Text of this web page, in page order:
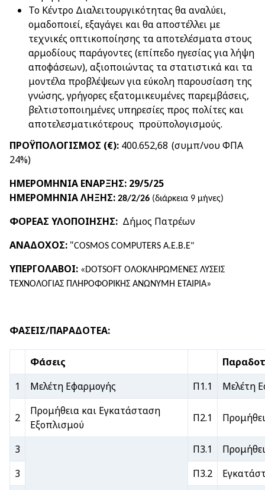
Το Κέντρο Διαλειτουργικότητας θα αναλύει,
ομαδοποιεί, εξαγάγει και θα αποστέλλει με
τεχνικές οπτικοποίησης τα αποτελέσματα στους
αρμοδίους παράγοντες (επίπεδο ηγεσίας για λήψη
αποφάσεων), αξιοποιώντας τα στατιστικά και τα
μοντέλα προβλέψεων για εύκολη παρουσίαση της
γνώσης, γρήγορες εξατομικευμένες παρεμβάσεις,
βελτιστοποιημένες υπηρεσίες προς πολίτες και
αποτελεσματικότερους προϋπολογισμούς.
ΠΡΟΫΠΟΛΟΓΙΣΜΟΣ (€): 400.652,68 (συμπ/νου ΦΠΑ
24%)
ΗΜΕΡΟΜΗΝΙΑ ΕΝΑΡΞΗΣ: 29/5/25
ΗΜΕΡΟΜΗΝΙΑ ΛΗΞΗΣ: 28/2/26 (διάρκεια 9 μήνες)
ΦΟΡΕΑΣ ΥΛΟΠΟΙΗΣΗΣ: Δήμος Πατρέων
ΑΝΑΔΟΧΟΣ: "COSMOS COMPUTERS Α.Ε.Β.Ε"
ΥΠΕΡΓΟΛΑΒΟΙ: «DOTSOFT ΟΛΟΚΛΗΡΩΜΕΝΕΣ ΛΥΣΕΙΣ
ΤΕΧΝΟΛΟΓΙΑΣ ΠΛΗΡΟΦΟΡΙΚΗΣ ΑΝΩΝΥΜΗ ΕΤΑΙΡΙΑ»
ΦΑΣΕΙΣ/ΠΑΡΑΔΟΤΕΑ:
Φάσεις
1
Μελέτη Εφαρμογής Π1.1 Μελέτη
2
Προμήθεια και Εγκατάσταση
Εξοπλισμού
Π2.1
3 Π3.1
3
Π3.2